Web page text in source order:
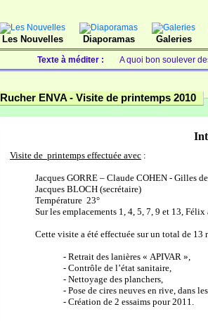
Les Nouvelles Diaporamas Galeries
Texte à méditer : A quoi bon soulever
Rucher ENVA - Visite de printemps 2010
Visite de printemps effectuée avec :
Jacques GORRE – Claude COHEN - Gilles
Jacques BLOCH (secrétaire)
Température 23°
Sur les emplacements 1, 4, 5, 7, 9 et 13,
Cette visite a été effectuée sur un total de 13
- Retrait des lanières « APIVAR »,
- Contrôle de l’état sanitaire,
- Nettoyage des planchers,
- Pose de cires neuves en rive, dans
- Création de 2 essaims pour 2011.